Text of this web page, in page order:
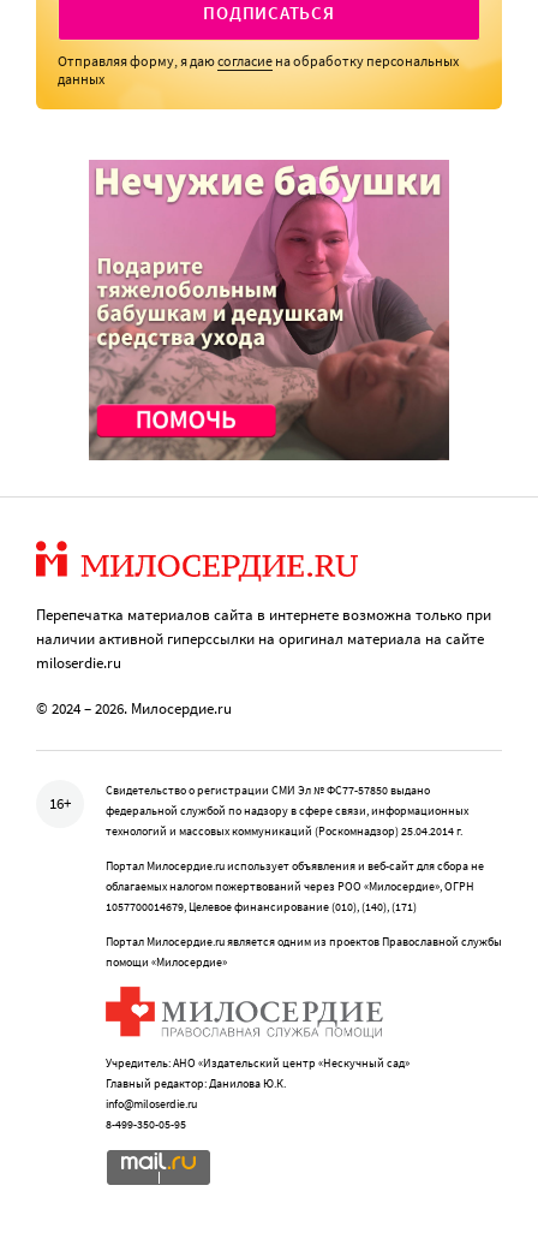
ПОДПИСАТЬСЯ
Отправляя форму, я даюсогласие на обработку персональных
данных
Перепечатка материалов сайта в интернете возможна только при
наличии активной гиперссылки на оригинал материала на сайте
miloserdie.ru
© 2024 – 2026. Милосердие.ru
16+
Свидетельство о регистрации СМИ Эл № ФС77-57850 выдано
федеральной службой по надзору в сфере связи, информационных
технологий и массовых коммуникаций (Роскомнадзор) 25.04.2014 г.
Портал Милосердие.ru использует объявления и веб-сайт для сбора не
облагаемых налогом пожертвований через РОО «Милосердие», ОГРН
1057700014679, Целевое финансирование (010), (140), (171)
Портал Милосердие.ru является одним из проектов Православной службы
помощи «Милосердие»
Учредитель: АНО «Издательский центр «Нескучный сад»
Главный редактор: Данилова Ю.К.
info@miloserdie.ru
8-499-350-05-95